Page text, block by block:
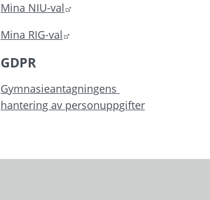
Mina NIU-val
Mina RIG-val
GDPR
Gymnasieantagningens
hantering av personuppgifter